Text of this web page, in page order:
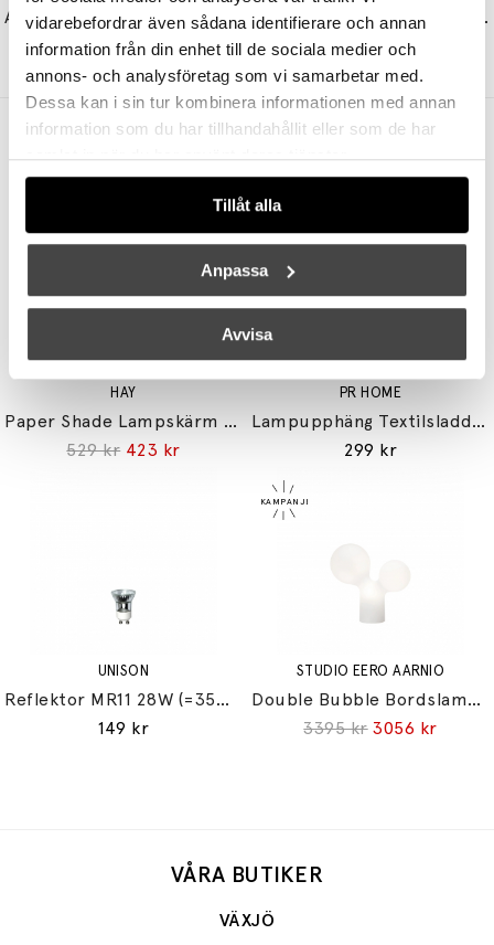
vidarebefordrar även sådana identifierare och annan
information från din enhet till de sociala medier och
annons- och analysföretag som vi samarbetar med.
Dessa kan i sin tur kombinera informationen med annan
information som du har tillhandahållit eller som de har
samlat in när du har använt deras tjänster.
Tillåt alla
Anpassa
Avvisa
Astro Baby Lavalampa Silver Violet/Red
1240 kr 1116 kr
Reservflaska Till Astro Lavalampa Clear/Dark Purple
490 kr
Andra köpte även
HAY
Paper Shade Lampskärm Ø60 Classic White
529 kr 423 kr
PR HOME
Lampupphäng Textilsladd Svart E27
299 kr
UNISON
Reflektor MR11 28W (=35W) GU10
149 kr
STUDIO EERO AARNIO
Double Bubble Bordslampa Small
3395 kr 3056 kr
VÅRA BUTIKER
VÄXJÖ